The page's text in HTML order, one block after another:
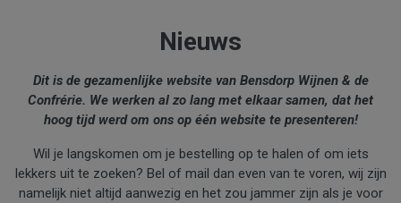
Nieuws
Dit is de gezamenlijke website van Bensdorp Wijnen & de
Confrérie. We werken al zo lang met elkaar samen, dat het
hoog tijd werd om ons op één website te presenteren!
Wil je langskomen om je bestelling op te halen of om iets
lekkers uit te zoeken? Bel of mail dan even van te voren, wij zijn
namelijk niet altijd aanwezig en het zou jammer zijn als je voor